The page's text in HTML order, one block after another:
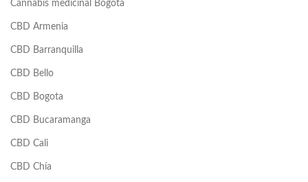
Cannabis medicinal Bogotá
CBD Armenia
CBD Barranquilla
CBD Bello
CBD Bogota
CBD Bucaramanga
CBD Cali
CBD Chía